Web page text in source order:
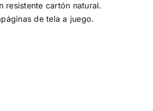
resistente cartón natural.
de tela a juego.